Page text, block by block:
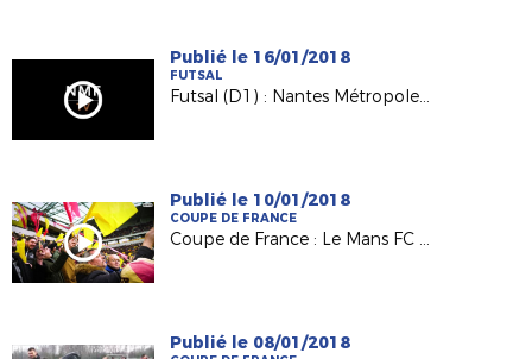
Publié le 16/01/2018
FUTSAL
Futsal (D1) : Nantes Métropole / SC Paris (1-1)
Publié le 10/01/2018
COUPE DE FRANCE
Coupe de France : Le Mans FC et ses supporters ont vibré
Publié le 08/01/2018